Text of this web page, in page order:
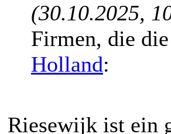
(30.10.2025,
Firmen, die
Holland:
Riesewijk ist ein